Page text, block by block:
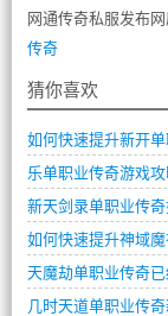
网通传奇私服发布
传奇
猜你喜欢
如何快速提升新开
乐单职业传奇游戏
新天剑录单职业传奇
如何快速提升神域魔
天魔劫单职业传奇已
几时天道单职业传